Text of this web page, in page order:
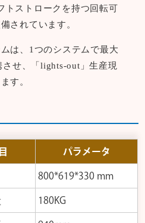
トストロークを持つ回転可
されています。
は、1つのシステムで最大
せ、「lights-out」生産現
す。
パラメータ
800*619*330 mm
180KG